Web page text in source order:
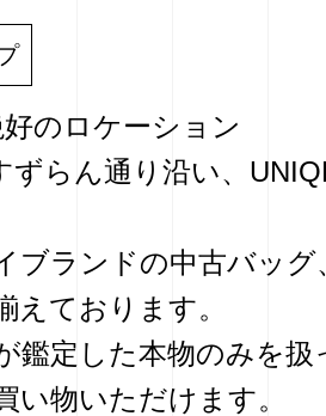
のロケーション
ずらん通り沿い、
ブランドの中古バッグ
えております。
鑑定した本物のみを
い物いただけます。